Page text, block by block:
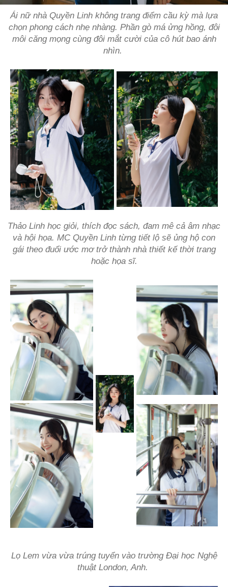
Ái nữ nhà Quyền Linh không trang điểm cầu kỳ mà lựa
chọn phong cách nhẹ nhàng. Phần gò má ửng hồng, đôi
môi căng mọng cùng đôi mắt cười của cô hút bao ánh
nhìn.
Thảo Linh học giỏi, thích đọc sách, đam mê cả âm nhạc
và hội họa. MC Quyền Linh từng tiết lộ sẽ ủng hộ con
gái theo đuổi ước mơ trở thành nhà thiết kế thời trang
hoặc họa sĩ.
Lọ Lem vừa vừa trúng tuyển vào trường Đại học Nghệ
thuật London, Anh.